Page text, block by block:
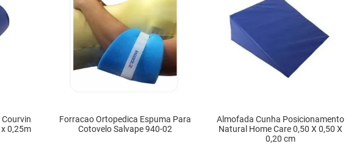
0,25m
Forracao Ortopedica Espuma Para
Cotovelo Salvape 940-02
Almofada Cunha Posicionamento
Natural Home Care 0,50 X 0,50 X
0,20 cm